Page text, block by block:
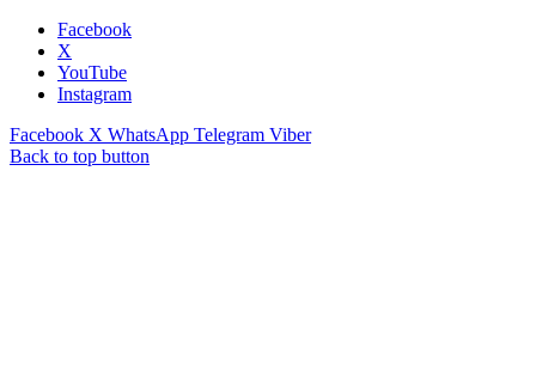
Facebook
X
YouTube
Instagram
Facebook X WhatsApp Telegram Viber
Back to top button